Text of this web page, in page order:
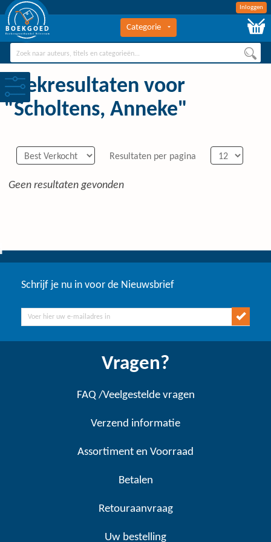
Inloggen
BOEKGOED
Boekengroothandel Hilversum
Categorie
Zoekresultaten voor
"Scholtens, Anneke"
Resultaten per pagina
Geen resultaten gevonden
Schrijf je nu in voor de Nieuwsbrief
Vragen?
FAQ /Veelgestelde vragen
Verzend informatie
Assortiment en Voorraad
Betalen
Retouraanvraag
Uw bestelling